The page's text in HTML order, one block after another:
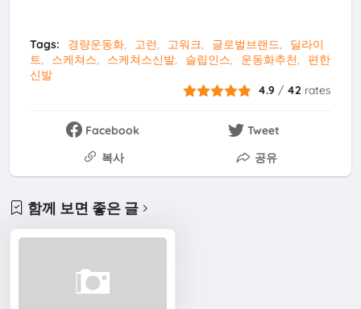
Tags: 경량운동화 고런 고워크 글로벌브랜드
딜라이
트
스케쳐스 스케쳐스신발 슬립인스 운동화추천
편한
신발
4.9 / 42 rates
Facebook
Tweet
복사
공유
함께 보면 좋은 글